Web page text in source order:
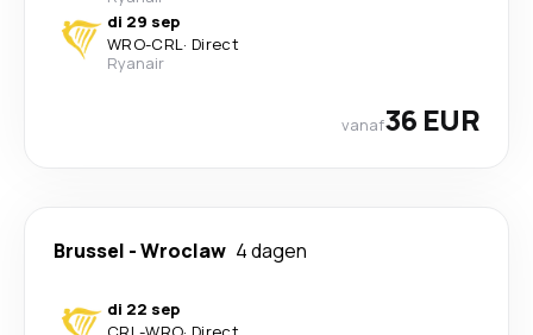
di 29 sep
WRO-CRL· Direct
Ryanair
vanaf36 EUR
Brussel -Wroclaw 4 dagen
di 22 sep